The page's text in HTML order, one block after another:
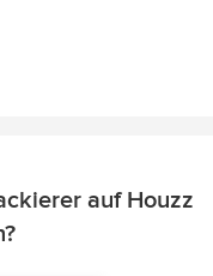
auf Houzz